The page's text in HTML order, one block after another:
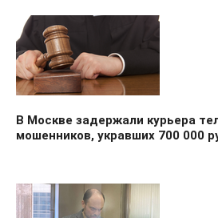
В Москве задержали курьера
мошенников, укравших 700 000